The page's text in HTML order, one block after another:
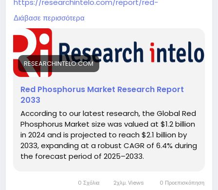
phosphorus-market
The global Red Phosphorus Market is witnessing
significant growth, driven by increasing demand
across industrial applications such as flame
retardants, safety matches, pyrotechnics, and
semiconductors. With expanding use in the
chemical and electronics sectors, the market is
anticipated to gain momentum over the coming
years, supported by advancements in material
engineering and enhanced production techniques.
Διάβασε περισσότερα
RESEARCHINTELO.COM
Red Phosphorus Market Research Report
2033
According to our latest research, the Global Red
Phosphorus Market size was valued at $1.2 billion
in 2024 and is projected to reach $2.1 billion by
2033, expanding at a robust CAGR of 6.4% during
the forecast period of 2025–2033.
0 Σχόλια 2χλμ. Views 0 Προεπισκόπηση